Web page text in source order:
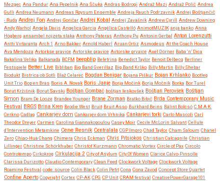
Mezgec Ana Pandur Ana Pepelnik Ana Ščuka Andras Bodrogi Andraž Mazi Andraž Polič Andrea
Gulli Andrea Neumann Andreas Røysum Ensemble Andreja Rauch Podrzavnik Andrej Boštjančič
- Ruda Andrej Fon Andrej Goričar Andrej Kobal Andrej Zavašnik Andrew Cyrill Andrew Downing
Andy Warhol Angela Davis Angelica Garcia Angélica Castelló AnimotMUZIK anja banko Anna
Högberg ansambel nojzeta slaka Anthony Pateras Anthony Pu Antonin Gerbal Anton Lorenzutti
Antti Virtaranta Arch 1 Arno Bakker Arnold Haberl Aruan Ortiz Asmodeus At the Coach House
Ava Mendoza Avtorkse pravice Avtorske pravice Avtorske prvaice Axel Dörner Baba ‘n’ Dica
Bakalina Velika Balkanada BCFM beepblip Beletrina Benedict Taylor Benoit Delbecq Berliner
Festspiele Better Live Bibliban Big Band Gverillaz Big Band Krško Billy Martin Billy Shebar
Biodukt Bistrica ob Sotli Blaž Celarec Bogdan Benigar Bojana Piškur Bojan Krhlanko Bootleg
Unit Trio Bop en Bras Boris A. Novak Boris Janje Borja Močink Borja Močnik Borka Bor Turel
Borut Kržišnik Borut Savski Boštjan Gombač boštjan leskovšek Boštjan Perovšek Boštjan
Simon Bram De Looze Brandee Younger Brane Zorman Bratko Bibič Brda Contemporary Music
Festival
BRGS Brina Kren Brodie West Bruit Bruit Asso Burkhard Beins Bálint Bolcsó C.M.A.K.
Cerkno Cadlag Cankarjev dom Cankarjev dom Vrhnika Cankarjevi torki Carlo Mascoli Carl
Theodor Dreyer Carmen Carolina Giannakopoulou Casey Moir Cecile McLorin Salvant Cellule
d’Intervention Metamkine Cene Resnik Centralala CGP Impro Chad Taylor Cham Saloum Chanel
Zero Chiao-Hua Chang Chimera Chris Eckman Chris Pitsiokos Christian Calcagnile Christian
Lillinger Christine Schörkhuber Christof Kurzmann Chromatic Vortex Circle of Pax Circolo
Controtempo Cirkokrog Cirkulacija 2 City of Asylum City Of Women Clarice Calvo-Pinsolle
Clarissa Durizotto Claudio Contemporary Clean Feed Clockwork Voltage Clockwork Voltage
Roaming Festival code::source Colin Black Colin Petit Cona Cona Zavod Concept Store Quartet
Confine Aperto Copyright Cortex CP-AK CPG CP Unit CRAM festival CreativePowerGarage101